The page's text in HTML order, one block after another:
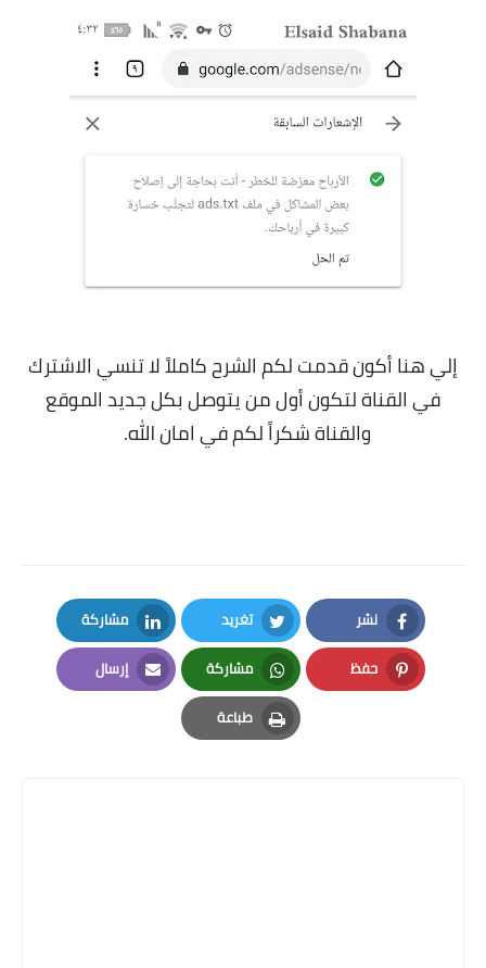
إلي هنا أكون قدمت لكم الشرح كاملاً لا تنسي الاشترك
في القناة لتكون أول من يتوصل بكل جديد الموقع
والقناة شكراً لكم في امان الله.
نشر
Facebook
تغريد
Twitter
مشاركة
LinkedIn
حفظ
Pinterest
مشاركة
Whatsapp
إرسال
Email
طباعة
Print